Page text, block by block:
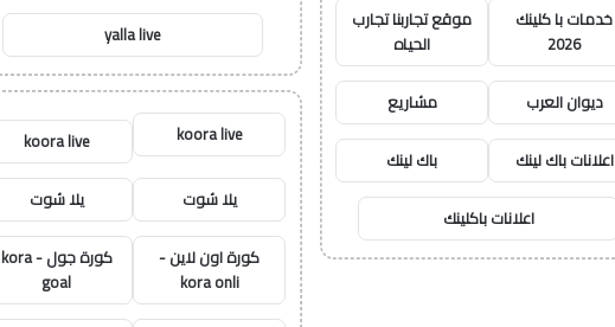
خدمات با كلينك
2026
موقع تجاربنا تجارب
الحياه
ديوان العرب مشاريع
اعلانات باك لينك باك لينك
اعلانات باكلينك
yalla live
koora live
koora live
يلا شوت يلا شوت
كورة اون لاين -
kora onli
كورة جول - kora
goal